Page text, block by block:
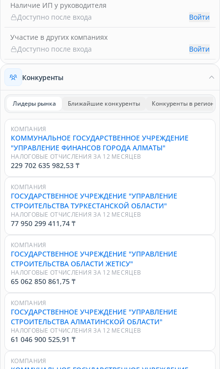
Наличие ИП у руководителя
Доступно после входа
Войти
Участие в других компаниях
Доступно после входа
Войти
Конкуренты
Лидеры рынка Ближайшие конкуренты Конкуренты в регионе
КОМПАНИЯ
КОММУНАЛЬНОЕ ГОСУДАРСТВЕННОЕ УЧРЕЖДЕНИЕ
"УПРАВЛЕНИЕ ФИНАНСОВ ГОРОДА АЛМАТЫ"
НАЛОГОВЫЕ ОТЧИСЛЕНИЯ ЗА 12 МЕСЯЦЕВ
229 702 635 982,53 ₸
КОМПАНИЯ
ГОСУДАРСТВЕННОЕ УЧРЕЖДЕНИЕ "УПРАВЛЕНИЕ
СТРОИТЕЛЬСТВА ТУРКЕСТАНСКОЙ ОБЛАСТИ"
НАЛОГОВЫЕ ОТЧИСЛЕНИЯ ЗА 12 МЕСЯЦЕВ
77 950 299 411,74 ₸
КОМПАНИЯ
ГОСУДАРСТВЕННОЕ УЧРЕЖДЕНИЕ "УПРАВЛЕНИЕ
СТРОИТЕЛЬСТВА ОБЛАСТИ ЖЕТІСУ"
НАЛОГОВЫЕ ОТЧИСЛЕНИЯ ЗА 12 МЕСЯЦЕВ
65 062 850 861,75 ₸
КОМПАНИЯ
ГОСУДАРСТВЕННОЕ УЧРЕЖДЕНИЕ "УПРАВЛЕНИЕ
СТРОИТЕЛЬСТВА АЛМАТИНСКОЙ ОБЛАСТИ"
НАЛОГОВЫЕ ОТЧИСЛЕНИЯ ЗА 12 МЕСЯЦЕВ
61 046 900 525,91 ₸
КОМПАНИЯ